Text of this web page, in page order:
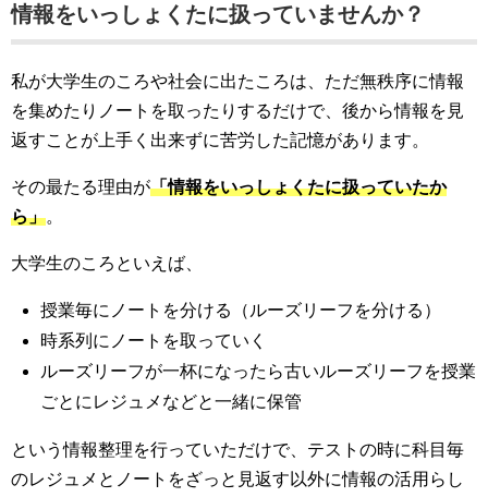
情報をいっしょくたに扱っていませんか？
私が大学生のころや社会に出たころは、ただ無秩序に情報
を集めたりノートを取ったりするだけで、後から情報を見
返すことが上手く出来ずに苦労した記憶があります。
その最たる理由が「情報をいっしょくたに扱っていたか
ら」。
大学生のころといえば、
授業毎にノートを分ける（ルーズリーフを分ける）
時系列にノートを取っていく
ルーズリーフが一杯になったら古いルーズリーフを授業
ごとにレジュメなどと一緒に保管
という情報整理を行っていただけで、テストの時に科目毎
のレジュメとノートをざっと見返す以外に情報の活用らし